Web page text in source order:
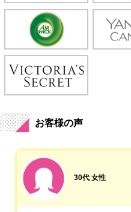
お客様の声
30代 女性